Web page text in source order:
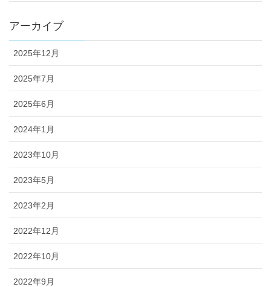
アーカイブ
2025年12月
2025年7月
2025年6月
2024年1月
2023年10月
2023年5月
2023年2月
2022年12月
2022年10月
2022年9月